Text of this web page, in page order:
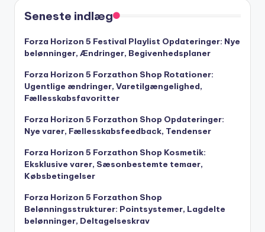
Seneste indlæg
Forza Horizon 5 Festival Playlist Opdateringer: Nye
belønninger, Ændringer, Begivenhedsplaner
Forza Horizon 5 Forzathon Shop Rotationer:
Ugentlige ændringer, Varetilgængelighed,
Fællesskabsfavoritter
Forza Horizon 5 Forzathon Shop Opdateringer:
Nye varer, Fællesskabsfeedback, Tendenser
Forza Horizon 5 Forzathon Shop Kosmetik:
Eksklusive varer, Sæsonbestemte temaer,
Købsbetingelser
Forza Horizon 5 Forzathon Shop
Belønningsstrukturer: Pointsystemer, Lagdelte
belønninger, Deltagelseskrav